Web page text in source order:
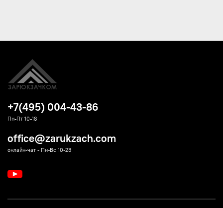
3
Размеры, см
(195+35)x90
Направление (тип)
Ткань внешняя
Полиэстер RipStop 190T
Температура экстрима,°С
-17
Фланель
Да
+7(495) 004-43-86
Пн-Пт 10-18
office@zarukzach.com
онлайн-чат - Пн-Вс 10-23